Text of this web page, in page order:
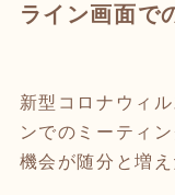
ライン画面で
新型コロナウィ
ンでのミーティ
機会が随分と増